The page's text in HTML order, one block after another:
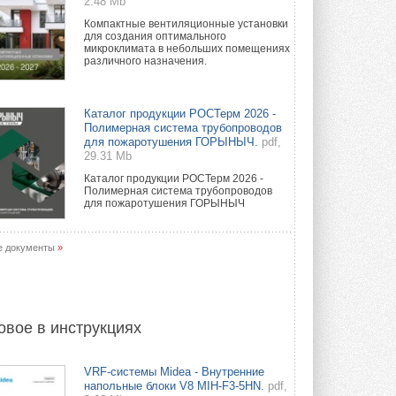
Компактные вентиляционные установки
для создания оптимального
микроклимата в небольших помещениях
различного назначения.
Каталог продукции РОСТерм 2026 -
Полимерная система трубопроводов
для пожаротушения ГОРЫНЫЧ.
pdf,
29.31 Mb
Каталог продукции РОСТерм 2026 -
Полимерная система трубопроводов
для пожаротушения ГОРЫНЫЧ
документы »
в инструкциях
VRF-системы Midea - Внутренние
напольные блоки V8 MIH-F3-5HN. pdf,